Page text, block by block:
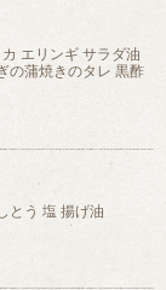
エリンギ サラダ油
の蒲焼きのタレ 黒酢
とう 塩 揚げ油